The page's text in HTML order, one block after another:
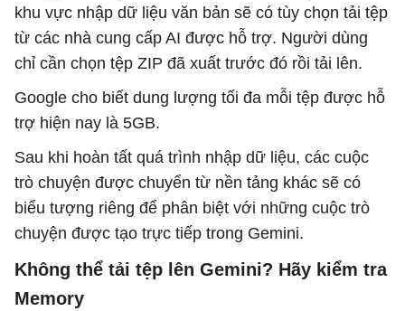
khu vực nhập dữ liệu văn bản sẽ có tùy chọn tải tệp
từ các nhà cung cấp AI được hỗ trợ. Người dùng
chỉ cần chọn tệp ZIP đã xuất trước đó rồi tải lên.
Google cho biết dung lượng tối đa mỗi tệp được hỗ
trợ hiện nay là 5GB.
Sau khi hoàn tất quá trình nhập dữ liệu, các cuộc
trò chuyện được chuyển từ nền tảng khác sẽ có
biểu tượng riêng để phân biệt với những cuộc trò
chuyện được tạo trực tiếp trong Gemini.
Không thể tải tệp lên Gemini? Hãy kiểm tra
Memory